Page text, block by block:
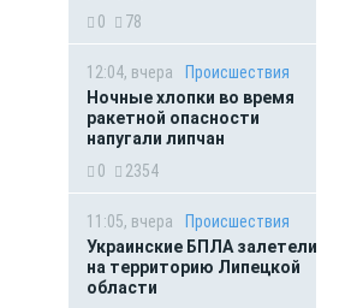
0
78
12:04, вчера
Происшествия
Ночные хлопки во время
ракетной опасности
напугали липчан
0
2354
11:05, вчера
Происшествия
Украинские БПЛА залетели
на территорию Липецкой
области